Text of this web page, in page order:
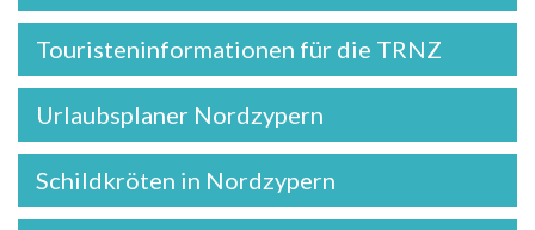
Touristeninformationen für die TRNZ
Urlaubsplaner Nordzypern
Schildkröten in Nordzypern